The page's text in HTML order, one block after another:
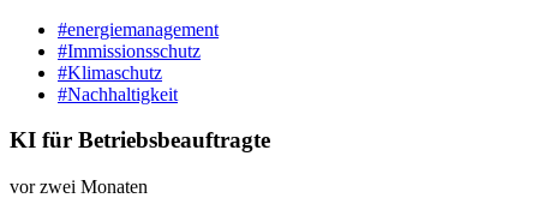
#energiemanagement
#Immissionsschutz
#Klimaschutz
#Nachhaltigkeit
KI für Betriebsbeauftragte
vor zwei Monaten